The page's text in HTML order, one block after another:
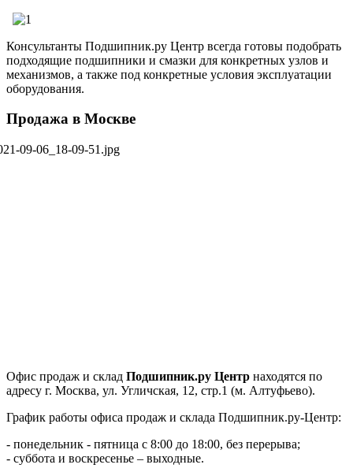
Консультанты Подшипник.ру Центр всегда готовы подобрать
подходящие подшипники и смазки для конкретных узлов и
механизмов, а также под конкретные условия эксплуатации
оборудования.
Продажа в Москве
Офис продаж и склад Подшипник.ру Центр находятся по
адресу г. Москва, ул. Угличская, 12, стр.1 (м. Алтуфьево).
График работы офиса продаж и склада Подшипник.ру-Центр:
- понедельник - пятница с 8:00 до 18:00, без перерыва;
- суббота и воскресенье – выходные.